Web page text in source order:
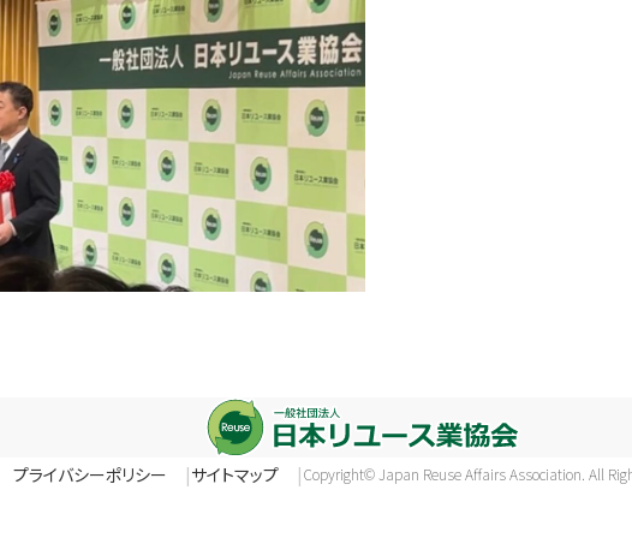
プライバシーポリシー サイトマップ Copyright© Japan Reuse Affairs Association. All